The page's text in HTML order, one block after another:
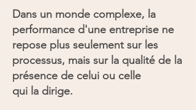
Dans un monde complexe, la
performance d'une entreprise ne
repose plus seulement sur les
processus, mais sur la qualité de la
présence de celui ou celle
qui la dirige.